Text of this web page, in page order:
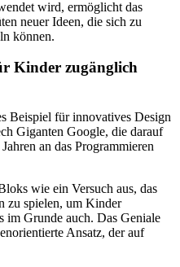
wird, ermöglicht das
neuer Ideen, die sich zu
können.
Kinder zugänglich
Beispiel für innovatives Design
Giganten Google, die darauf
an das Programmieren
wie ein Versuch aus, das
zu spielen, um Kinder
im Grunde auch. Das Geniale
Ansatz, der auf